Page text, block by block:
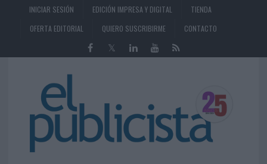
INICIAR SESIÓN EDICIÓN IMPRESA Y DIGITAL
TIENDA
OFERTA EDITORIAL
QUIERO SUSCRIBIRME CONTACTO